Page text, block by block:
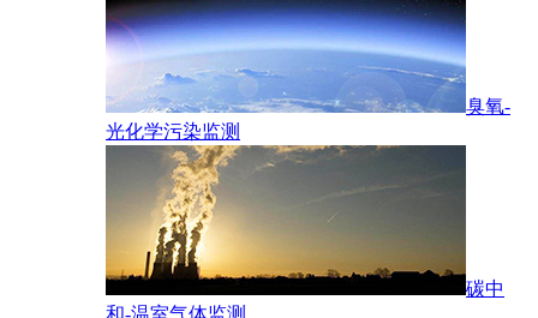
臭氧-
光化学污染监测
碳中
和-温室气体监测